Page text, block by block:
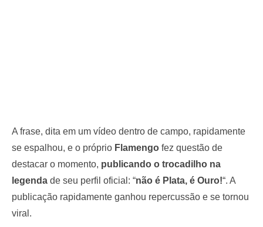
A frase, dita em um vídeo dentro de campo, rapidamente
se espalhou, e o próprio Flamengo fez questão de
destacar o momento, publicando o trocadilho na
legenda de seu perfil oficial: “não é Plata, é Ouro!“. A
publicação rapidamente ganhou repercussão e se tornou
viral.